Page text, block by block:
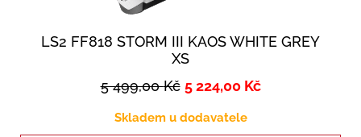
LS2 FF818 STORM III KAOS WHITE GREY
XS
5 499,00Kč 5 224,00 Kč
Skladem u dodavatele